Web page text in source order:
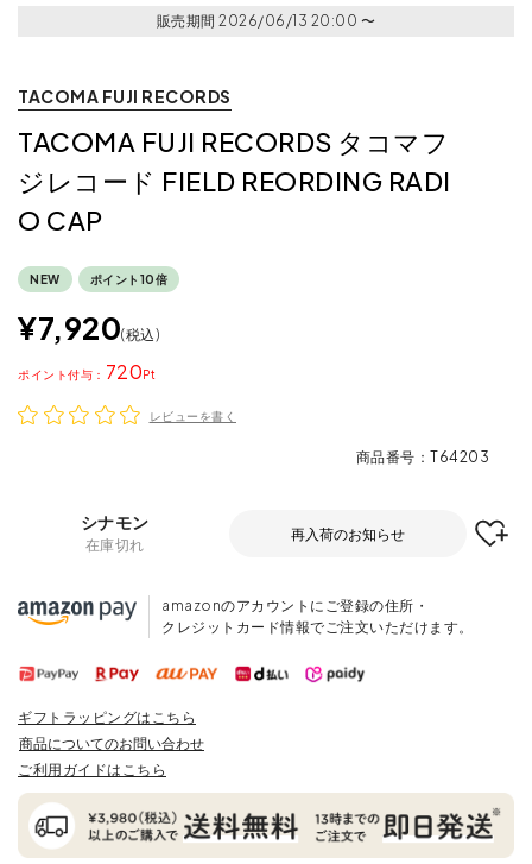
販売期間 2026/06/13 20:00 〜
TACOMA FUJI RECORDS
TACOMA FUJI RECORDS タコマフ
ジレコード FIELD REORDING RADI
O CAP
NEW ポイント10倍
¥7,920 税込
720
ポイント
レビューを書く
商品番号 T64203
シナモン
在庫切れ
再入荷のお知らせ
amazonのアカウントにご登録の住所・
クレジットカード情報でご注文いただけます。
ギフトラッピングはこちら
商品についてのお問い合わせ
ご利用ガイドはこちら